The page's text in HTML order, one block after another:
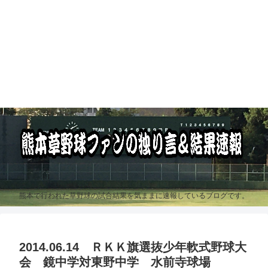
熊本で行われた草野球の試合結果を気ままに速報しているブログです。
2014.06.14 ＲＫＫ旗選抜少年軟式野球大
会 鏡中学対東野中学 水前寺球場